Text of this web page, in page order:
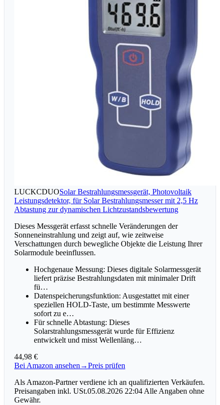
LUCKCDUOSolar Bestrahlungsmessgerät, Photovoltaik
Leistungsdetektor, für Solar Bestrahlungsmesser mit 2,5 Hz
Abtastung zur dynamischen Lichtzustandsbewertung
Dieses Messgerät erfasst schnelle Veränderungen der
Sonneneinstrahlung und zeigt auf, wie zeitweise
Verschattungen durch bewegliche Objekte die Leistung Ihrer
Solarmodule beeinflussen.
Hochgenaue Messung: Dieses digitale Solarmessgerät
liefert präzise Bestrahlungsdaten mit minimaler Drift
fü…
Datenspeicherungsfunktion: Ausgestattet mit einer
speziellen HOLD-Taste, um bestimmte Messwerte
sofort zu e…
Für schnelle Abtastung: Dieses
Solarstrahlungsmessgerät wurde für Effizienz
entwickelt und misst Wellenläng…
44,98 €
Bei Amazon ansehen →Preis prüfen
Als Amazon-Partner verdiene ich an qualifizierten Verkäufen.
Preisangaben inkl. USt.05.08.2026 22:04 Alle Angaben ohne
Gewähr.